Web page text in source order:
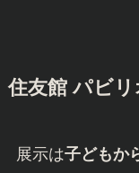
住友館 パビ
展示は子どもか